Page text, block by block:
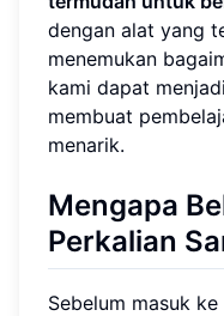
dengan alat yang
menemukan
kami dapat
membuat
menarik.
Mengapa
Perkalian
Sebelum masuk